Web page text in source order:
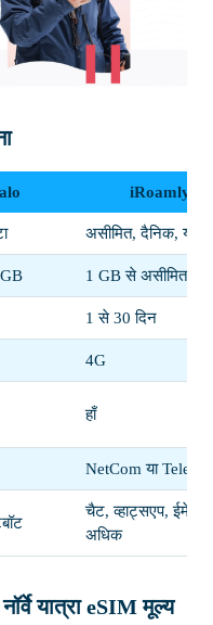
iRoamly
असीमित, दैनिक, या
1 GB से असीमित
1 से 30 दिन
4G
हाँ
NetCom या Telenor
चैट, व्हाट्सएप, ईमेल,
अधिक
यात्रा eSIM मूल्य